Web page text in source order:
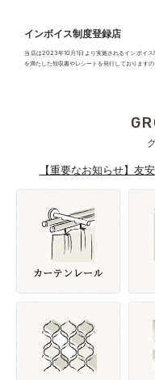
インボイス制度登録店
当店は2023年10月1日より実施されるインボイ
を満たした領収書やレシートを発行しております
【重要なお知らせ】友